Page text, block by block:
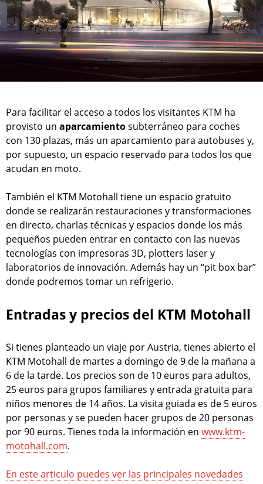
Para facilitar el acceso a todos los visitantes KTM ha
provisto un aparcamientosubterráneo para coches
con 130 plazas, más un aparcamiento para autobuses y,
por supuesto, un espacio reservado para todos los que
acudan en moto.
También el KTM Motohall tiene un espacio gratuito
donde se realizarán restauraciones y transformaciones
en directo, charlas técnicas y espacios donde los más
pequeños pueden entrar en contacto con las nuevas
tecnologías con impresoras 3D, plotters laser y
laboratorios de innovación. Además hay un “pit box bar”
donde podremos tomar un refrigerio.
Entradas y precios del KTM Motohall
Si tienes planteado un viaje por Austria, tienes abierto el
KTM Motohall de martes a domingo de 9 de la mañana a
6 de la tarde. Los precios son de 10 euros para adultos,
25 euros para grupos familiares y entrada gratuita para
niños menores de 14 años. La visita guiada es de 5 euros
por personas y se pueden hacer grupos de 20 personas
por 90 euros. Tienes toda la información en www.ktm-
motohall.com.
En este articulo puedes ver las principales novedades